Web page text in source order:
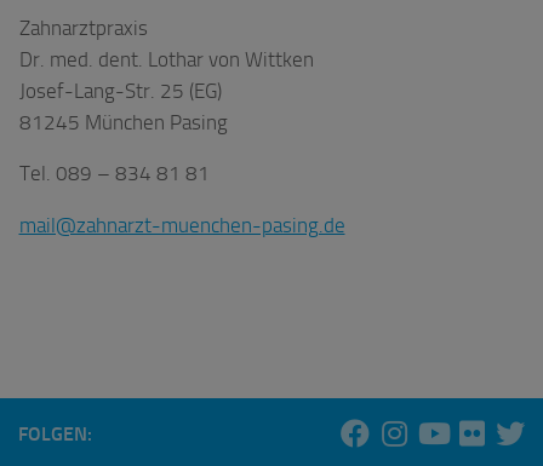
Zahnarztpraxis
Dr. med. dent. Lothar von Wittken
Josef-Lang-Str. 25 (EG)
81245 München Pasing
Tel. 089 – 834 81 81
mail@zahnarzt-muenchen-pasing.de
FOLGEN: